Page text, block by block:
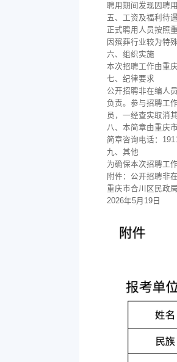
聘用期间发现因聘
五、工资及福利待遇
正式聘用人员按照
因殡葬行业较为特
六、组织实施
本次招聘工作由重
七、纪律要求
公开招聘非在编人
负责。参与招聘工
员，一经查实取消
八、本简章由重庆
简章咨询电话：
九、其他
为确保本次招聘工
附件：公开招聘非
重庆市合川区民政局
2026年5月19日